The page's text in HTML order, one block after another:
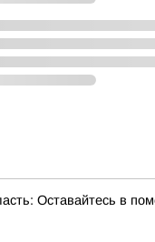
Оставайтесь в